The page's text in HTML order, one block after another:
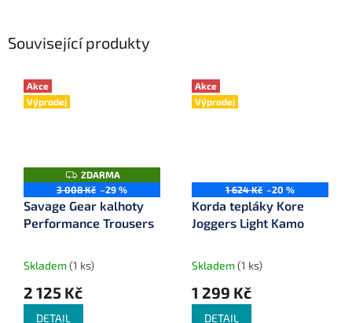
Související produkty
Akce
Výprodej
Z
D
A
R
A
ZDARMA
3 008 Kč –29 %
Savage Gear kalhoty
Performance Trousers
Skladem(1 ks)
2 125 Kč
DETAIL
Akce
Výprodej
1 624 Kč –20 %
Korda tepláky Kore
Joggers Light Kamo
Skladem(1 ks)
1 299 Kč
DETAIL